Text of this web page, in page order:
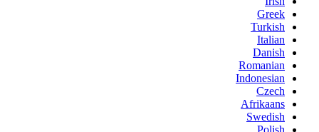
Greek
Turkish
Italian
Danish
Romanian
Indonesian
Czech
Afrikaans
Swedish
Polish